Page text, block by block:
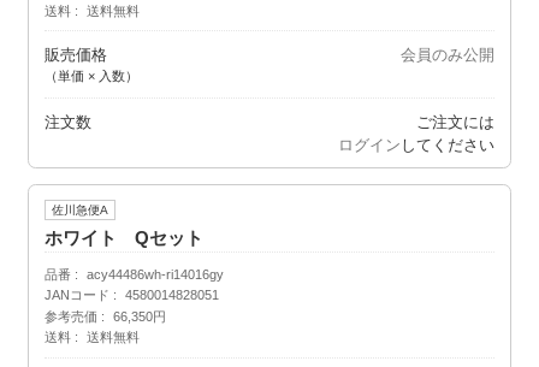
送料
送料無料
販売価格
（単価 × 入数）
会員のみ公開
注文数
ご注文には
ログイン してください
佐川急便A
ホワイト Qセット
品番
acy44486wh-ri14016gy
JANコード
4580014828051
参考売価
66,350円
送料
送料無料